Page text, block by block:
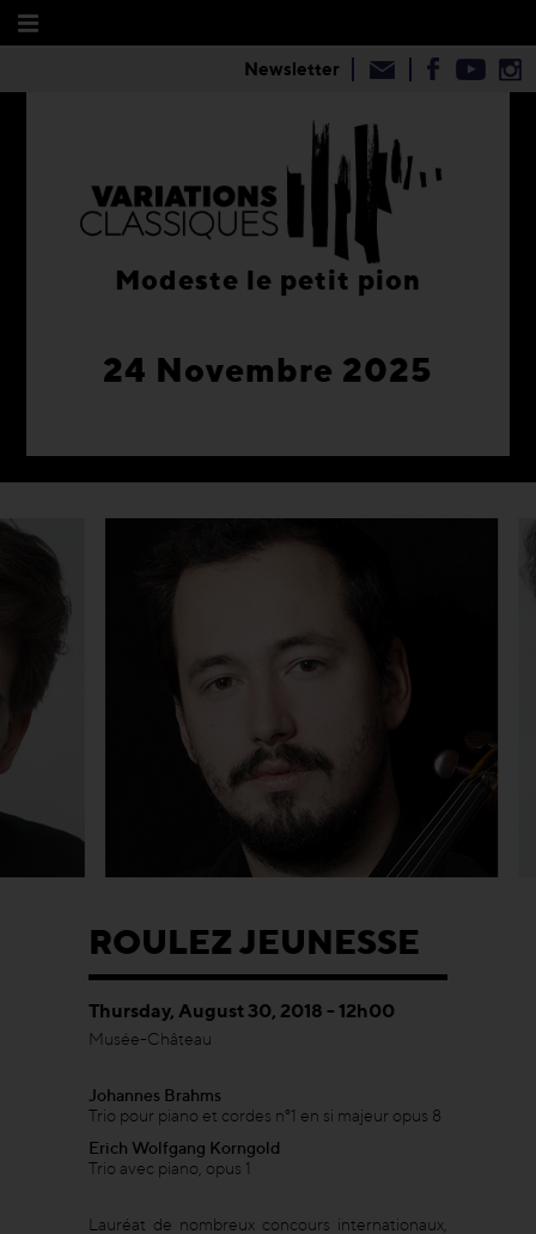
24 Novembre 2025
Modeste le petit pion
Newsletter
ROULEZ JEUNESSE
Thursday, August 30, 2018 - 12h00
Musée-Château
Johannes Brahms
Trio pour piano et cordes n°1 en si majeur opus 8
Erich Wolfgang Korngold
Trio avec piano, opus 1
Lauréat de nombreux concours internationaux,